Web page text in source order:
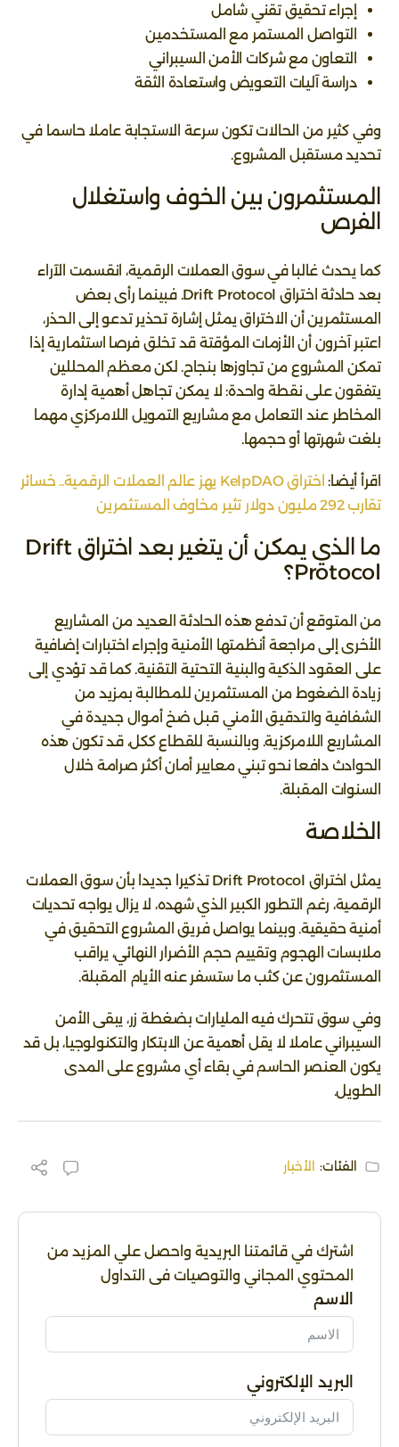
إجراء تحقيق تقني شامل
التواصل المستمر مع المستخدمين
التعاون مع شركات الأمن السيبراني
دراسة آليات التعويض واستعادة الثقة
وفي كثير من الحالات تكون سرعة الاستجابة عاملا حاسما في
تحديد مستقبل المشروع.
المستثمرون بين الخوف واستغلال
الفرص
كما يحدث غالبا في سوق العملات الرقمية، انقسمت الآراء
بعد حادثة اختراق Drift Protocol. فبينما رأى بعض
المستثمرين أن الاختراق يمثل إشارة تحذير تدعو إلى الحذر،
اعتبر آخرون أن الأزمات المؤقتة قد تخلق فرصا استثمارية إذا
تمكن المشروع من تجاوزها بنجاح. لكن معظم المحللين
يتفقون على نقطة واحدة: لا يمكن تجاهل أهمية إدارة
المخاطر عند التعامل مع مشاريع التمويل اللامركزي مهما
بلغت شهرتها أو حجمها.
اقرأ أيضا:
اختراق KelpDAO يهز عالم العملات الرقمية.. خسائر
تقارب 292 مليون دولار تثير مخاوف المستثمرين
ما الذي يمكن أن يتغير بعد اختراق Drift
Protocol؟
من المتوقع أن تدفع هذه الحادثة العديد من المشاريع
الأخرى إلى مراجعة أنظمتها الأمنية وإجراء اختبارات إضافية
على العقود الذكية والبنية التحتية التقنية. كما قد تؤدي إلى
زيادة الضغوط من المستثمرين للمطالبة بمزيد من
الشفافية والتدقيق الأمني قبل ضخ أموال جديدة في
المشاريع اللامركزية. وبالنسبة للقطاع ككل، قد تكون هذه
الحوادث دافعا نحو تبني معايير أمان أكثر صرامة خلال
السنوات المقبلة.
الخلاصة
يمثل اختراق Drift Protocol تذكيرا جديدا بأن سوق العملات
الرقمية، رغم التطور الكبير الذي شهده، لا يزال يواجه تحديات
أمنية حقيقية. وبينما يواصل فريق المشروع التحقيق في
ملابسات الهجوم وتقييم حجم الأضرار النهائي، يراقب
المستثمرون عن كثب ما ستسفر عنه الأيام المقبلة.
وفي سوق تتحرك فيه المليارات بضغطة زر، يبقى الأمن
السيبراني عاملا لا يقل أهمية عن الابتكار والتكنولوجيا، بل قد
يكون العنصر الحاسم في بقاء أي مشروع على المدى
الطويل.
الفئات: الأخبار
اشترك في قائمتنا البريدية واحصل علي المزيد من
المحتوي المجاني والتوصيات فى التداول
الاسم
البريد الإلكتروني